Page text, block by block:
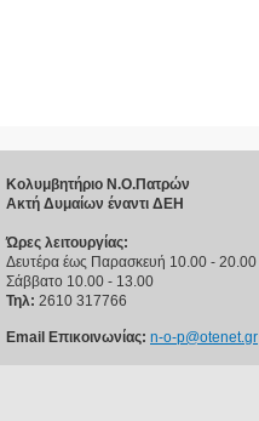
Κολυμβητήριο Ν.Ο.Πατρών
Ακτή Δυμαίων έναντι ΔΕΗ
Ώρες λειτουργίας:
Δευτέρα έως Παρασκευή 10.00 - 20.00
Σάββατο 10.00 - 13.00
Τηλ: 2610 317766
Email Επικοινωνίας: n-o-p@otenet.gr